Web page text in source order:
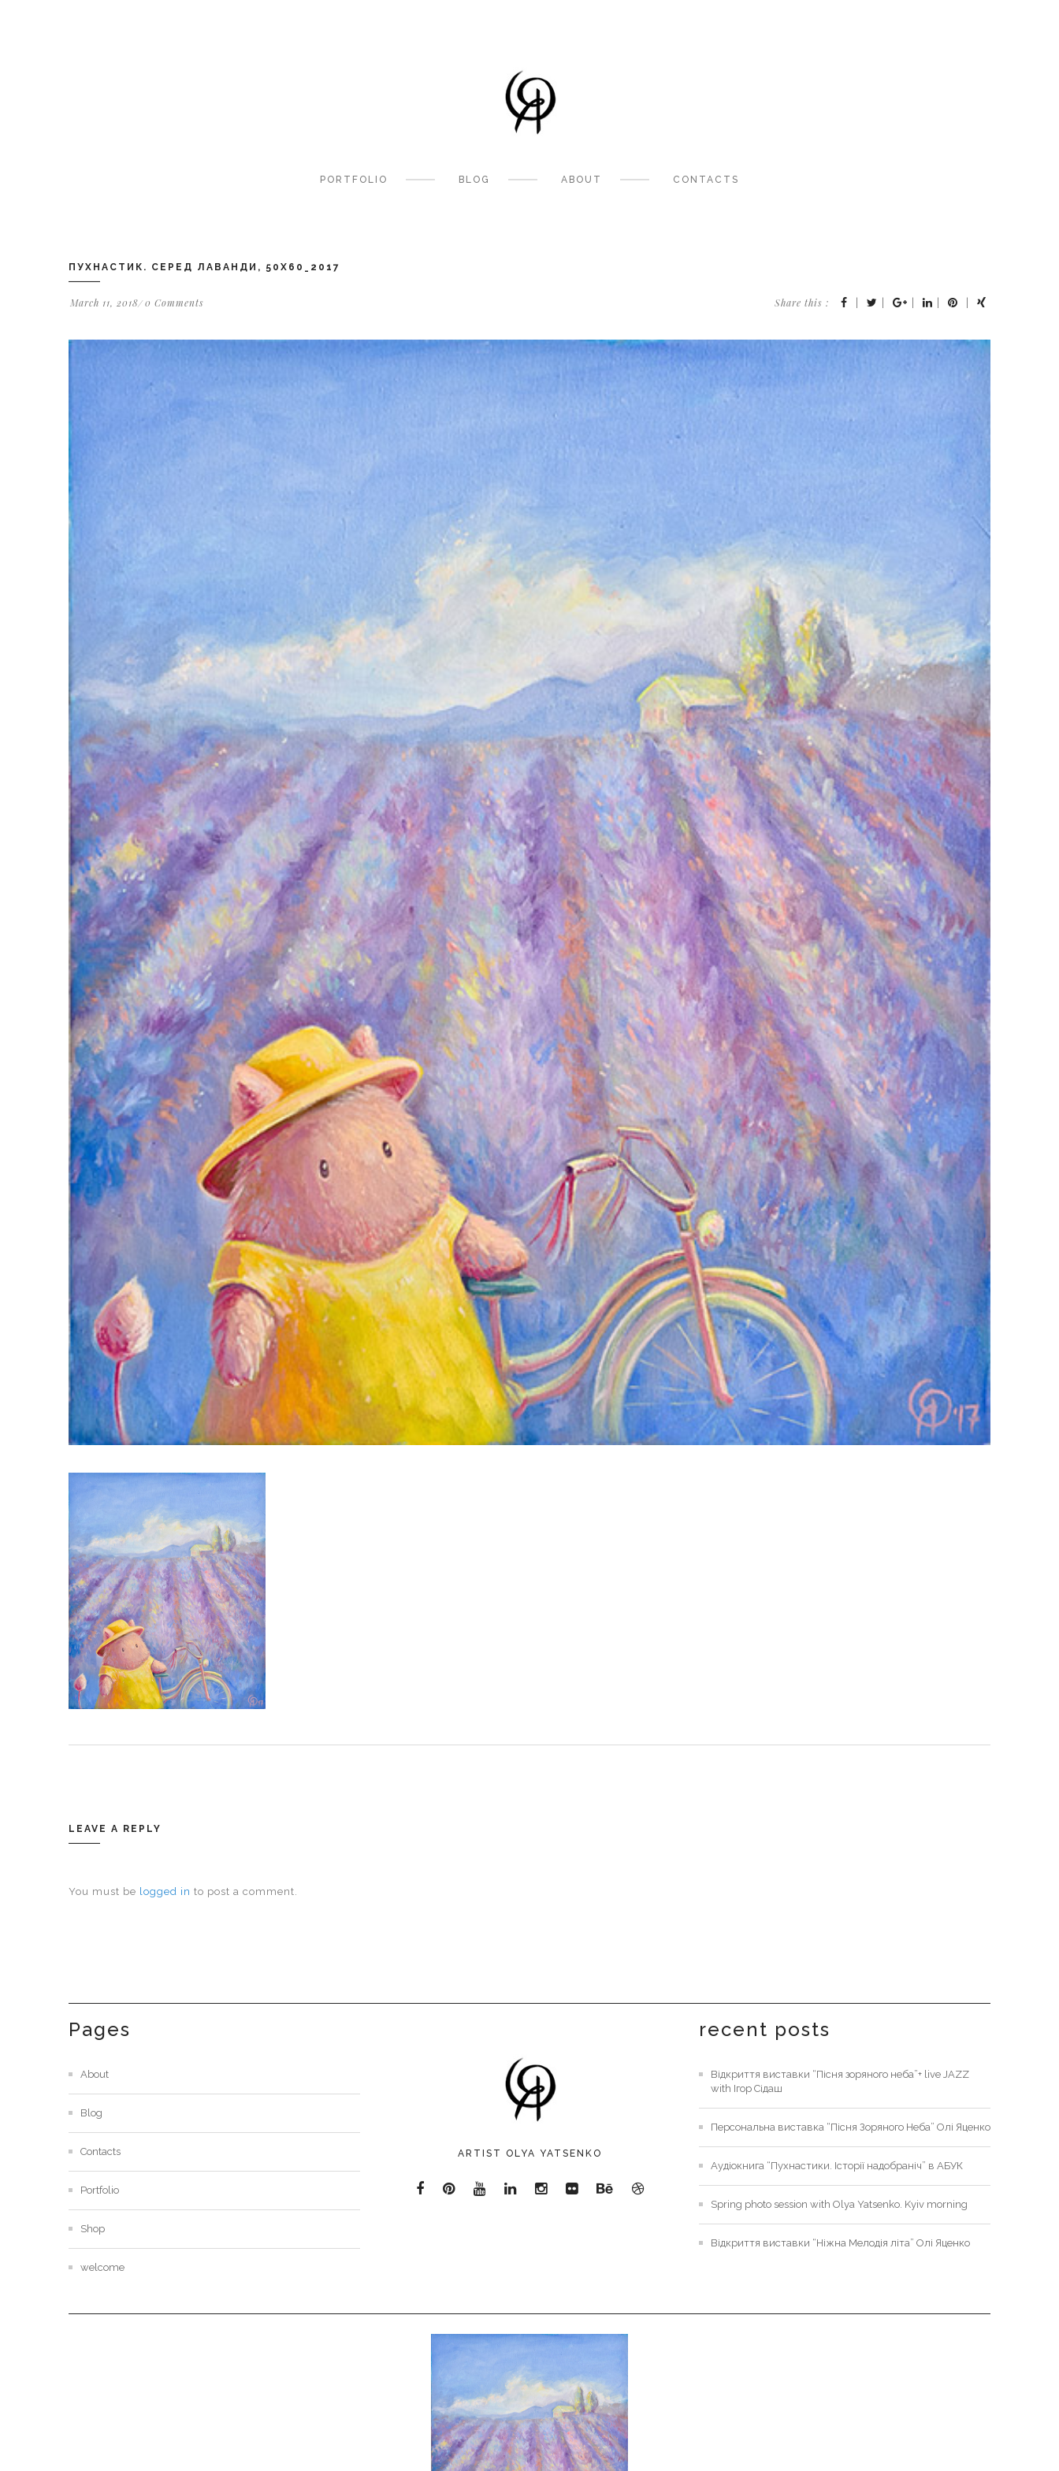
PORTFOLIO BLOG ABOUT CONTACTS
ПУХНАСТИК. СЕРЕД ЛАВАНДИ, 50X60_2017
March 11, 2018 0 Comments Share this :
LEAVE A REPLY
You must be logged in to post a comment.
Pages
About
Blog
Contacts
Portfolio
Shop
welcome
ARTIST OLYA YATSENKO
recent posts
Відкриття виставки “Пісня зоряного неба”+ live JAZZ
with Ігор Сідаш
Персональна виставка “Пісня Зоряного Неба” Олі Яценко
Аудіокнига “Пухнастики. Історії надобраніч” в АБУК
Spring photo session with Olya Yatsenko. Kyiv morning
Відкриття виставки “Ніжна Мелодія літа” Олі Яценко